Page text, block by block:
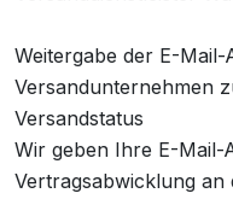
Weitergabe der E-Mail-
Versandunternehmen
Versandstatus
Wir geben Ihre E-Mail-
Vertragsabwicklung